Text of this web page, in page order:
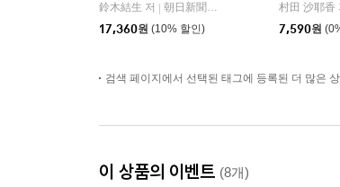
鈴木結生 저
朝日新聞出版
17,360원 (10% 할인)
村田 沙耶香
7,590원
검색 페이지에서 선택된 태그에 등록된 더 많은
이 상품의 이벤트 (8개)